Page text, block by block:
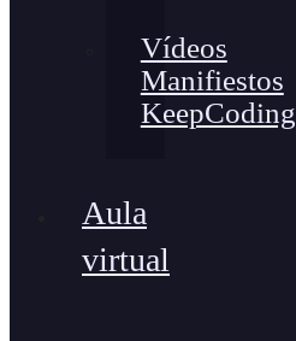
Vídeos
Manifiestos
KeepCoding
Aula
virtual